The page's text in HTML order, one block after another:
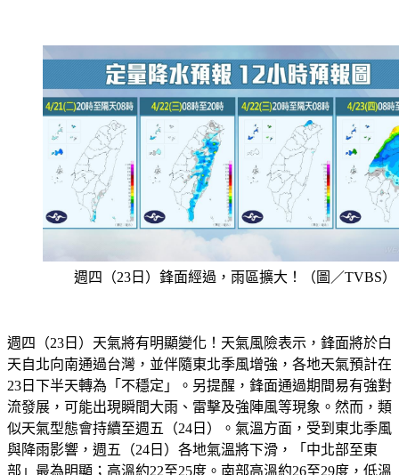
週四（23日）鋒面經過，雨區擴大！（圖／TVBS）
天自北向南通過台灣，並伴隨東北季風增強，各地天氣預計在
23日下半天轉為「不穩定」。另提醒，鋒面通過期間易有強對
流發展，可能出現瞬間大雨、雷擊及強陣風等現象。然而，類
似天氣型態會持續至週五（24日）。氣溫方面，受到東北季風
與降雨影響，週五（24日）各地氣溫將下滑，「中北部至東
部」最為明顯；高溫約22至25度。南部高溫約26至29度，低溫
約19至22度。